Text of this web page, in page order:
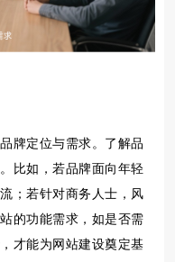
牌定位与需求。了解品
比如，若品牌面向年轻
；若针对商务人士，风
的功能需求，如是否需
才能为网站建设奠定基